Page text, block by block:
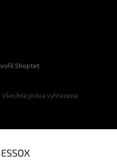
Shoptet
. Všechna práva vyhrazena.